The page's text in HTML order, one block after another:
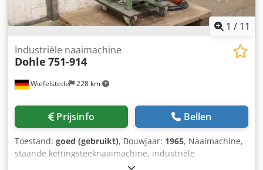
1 / 11
Wiefelstede 228 km
Industriële naaimachine
Dohle 751-914
Prijsinfo Bellen
Toestand: goed (gebruikt), Bouwjaar: 1965, Naaimachine,
staande kettingsteeknaaimachine, industriële
naaimachine, industriële naaimachine op staander,